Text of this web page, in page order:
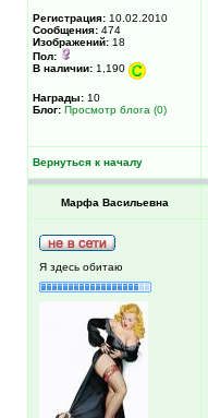
Регистрация: 10.02.2010
Сообщения: 474
Изображений: 18
Пол:
В наличии: 1,190
Награды: 10
Блог: Просмотр блога (0)
Вернуться к началу
Марфа Васильевна
Я здесь обитаю